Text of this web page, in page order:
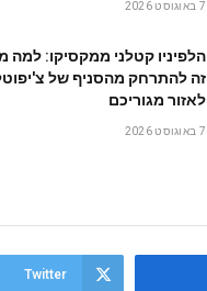
7 באוגוסט 2026
הלפיניו קטלני ממקסיקו: למה
זה להתרחק מהסניף של
לאזור מגוריכם
7 באוגוסט 2026
Twitter